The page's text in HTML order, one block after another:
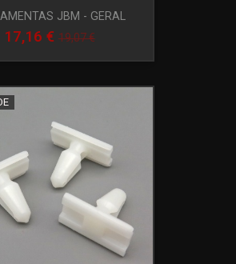
JBM - GERAL
17,16 € 19,07 €